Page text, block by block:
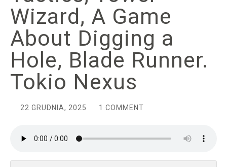
Wizard, A Game
About Digging a
Hole, Blade Runner.
Tokio Nexus
22 GRUDNIA, 2025 1 COMMENT